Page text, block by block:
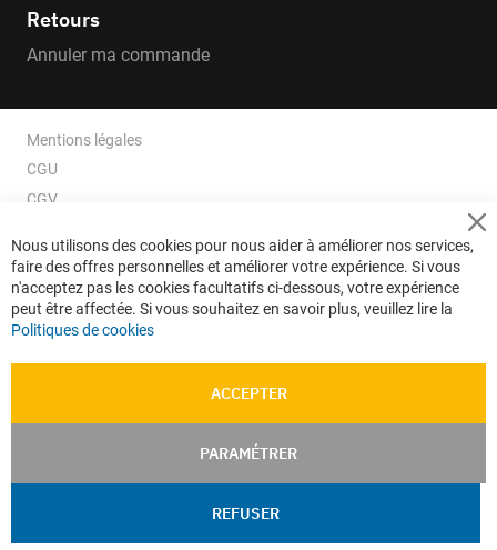
Retours
Annuler ma commande
Mentions légales
CGU
CGV
Données personnelles
Confidentialité
Plan du site
Nous utilisons des cookies pour nous aider à améliorer nos services,
faire des offres personnelles et améliorer votre expérience. Si vous
n'acceptez pas les cookies facultatifs ci-dessous, votre expérience
peut être affectée. Si vous souhaitez en savoir plus, veuillez lire la
Politiques de cookies
ACCEPTER
PARAMÉTRER
REFUSER